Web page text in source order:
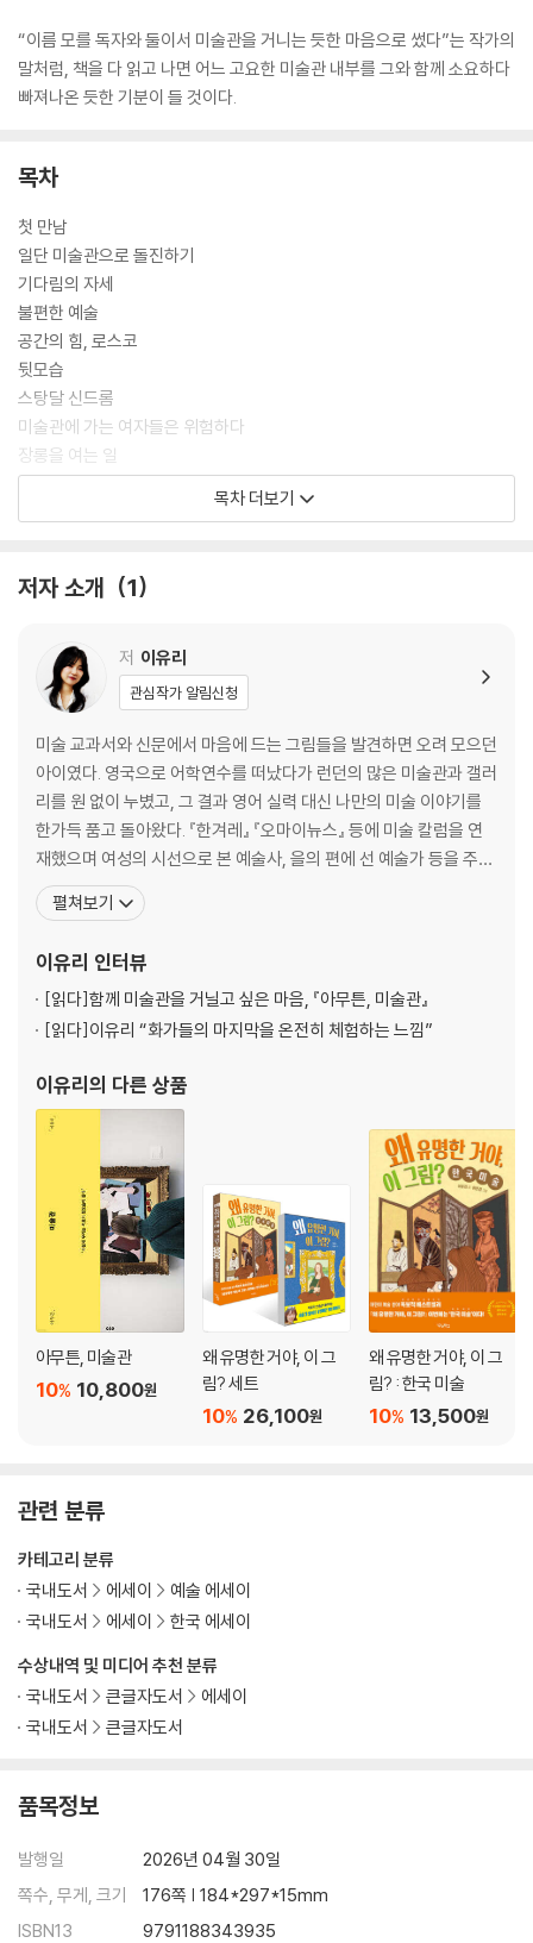
“이름 모를 독자와 둘이서 미술관을 거니는 듯한 마음으로 썼다”는 작가의
말처럼, 책을 다 읽고 나면 어느 고요한 미술관 내부를 그와 함께 소요하다
빠져나온 듯한 기분이 들 것이다.
목차
첫 만남
일단 미술관으로 돌진하기
기다림의 자세
불편한 예술
공간의 힘, 로스코
뒷모습
스탕달 신드롬
미술관에 가는 여자들은 위험하다
장롱을 여는 일
미술관에 가면 왜 다리가 아플까
굿즈
대안으로서의 미술관
미술관으로 변신한 공간들
조금 더 다정한 미술관
일상에서 아름다움을 발견하는 연습
삶의 마지막 페이지
목차 더보기
저자 소개 1
저 이유리
관심작가 알림신청
미술 교과서와 신문에서 마음에 드는 그림들을 발견하면 오려 모으던
아이였다. 영국으로 어학연수를 떠났다가 런던의 많은 미술관과 갤러
리를 원 없이 누볐고, 그 결과 영어 실력 대신 나만의 미술 이야기를
한가득 품고 돌아왔다. 『한겨레』 『오마이뉴스』 등에 미술 칼럼을 연
재했으며 여성의 시선으로 본 예술사, 을의 편에 선 예술가 등을 주제
로 인문학 강의도 하고 있다. 앞으로도 글쓰기와 강의를 통해, 그림이
펼쳐 보이는 세계를 더 많은 이와 나누고 싶다. 지은 책으로 『왜 유명
술관』 『캔버스를 찢고 나온 여자들』
펼쳐보기
이유리 인터뷰
[읽다]함께 미술관을 거닐고 싶은 마음, 『아무튼, 미술관』
[읽다]이유리 “화가들의 마지막을 온전히 체험하는 느낌”
이유리 의 다른 상품
아무튼, 미술관
10,800원
10%
왜 유명한 거야, 이 그
림? 세트
26,100원
10%
왜 유명한 거야, 이 그
림? : 한국 미술
13,500원
10%
관련 분류
수상내역 및 미디어 추천 분류
국내도서
큰글자도서
에세이
국내도서
큰글자도서
카테고리 분류
국내도서
에세이
예술 에세이
국내도서
에세이 한국 에세이
품목정보
발행일
2026년 04월 30일
쪽수, 무게, 크기
176쪽 | 184*297*15mm
ISBN13
9791188343935